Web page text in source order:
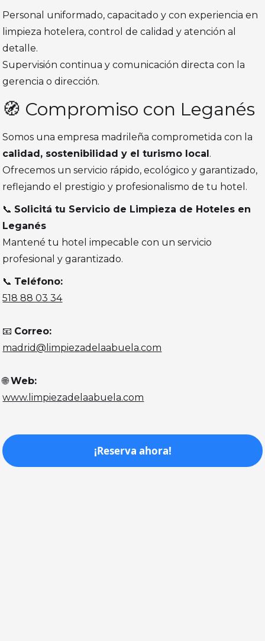
Personal uniformado, capacitado y con experiencia en
limpieza hotelera, control de calidad y atención al
detalle.
Supervisión continua y comunicación directa con la
gerencia o dirección.
🧭 Compromiso con Leganés
Somos una empresa madrileña comprometida con la
calidad, sostenibilidad y el turismo local .
Ofrecemos un servicio rápido, ecológico y garantizado,
reflejando el prestigio y profesionalismo de tu hotel.
📞 Solicitá tu Servicio de Limpieza de Hoteles en
Leganés
Mantené tu hotel impecable con un servicio
profesional y garantizado.
📞 Teléfono:
518 88 03 34
📧 Correo:
madrid@limpiezadelaabuela.com
🌐Web:
www.limpiezadelaabuela.com
¡Reserva ahora!